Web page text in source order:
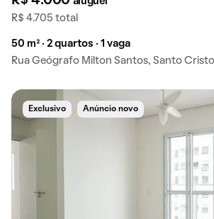
R$ 4.705 total
50 m² · 2 quartos · 1 vaga
Rua Geógrafo Milton Santos, Santo Cristo
Exclusivo Anúncio novo